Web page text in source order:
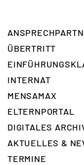
ÜBERTRITT
INTERNAT
MENSAMAX
ELTERNPORTAL
DIGITALES
AKTUELLES &
TERMINE